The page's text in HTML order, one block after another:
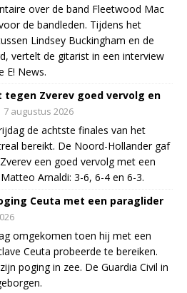
over de band Fleetwood Mac
de bandleden. Tijdens het
Lindsey Buckingham en de
vertelt de gitarist in een interview
E! News.
Zverev goed vervolg en
7 augustus 2026
de achtste finales van het
bereikt. De Noord-Hollander gaf
een goed vervolg met een
Arnaldi: 3-6, 6-4 en 6-3.
Ceuta met een paraglider
omgekomen toen hij met een
Ceuta probeerde te bereiken.
poging in zee. De Guardia Civil in